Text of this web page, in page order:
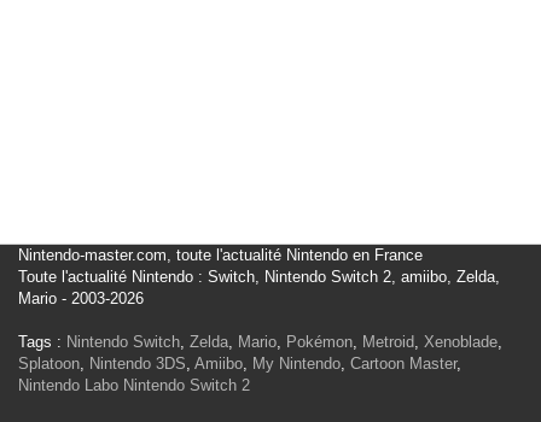
Nintendo-master.com, toute l'actualité Nintendo en France
Toute l'actualité Nintendo : Switch, Nintendo Switch 2, amiibo, Zelda,
Mario - 2003-2026
Tags : Nintendo Switch, Zelda, Mario, Pokémon, Metroid, Xenoblade,
Splatoon, Nintendo 3DS, Amiibo, My Nintendo, Cartoon Master,
Nintendo Labo Nintendo Switch 2